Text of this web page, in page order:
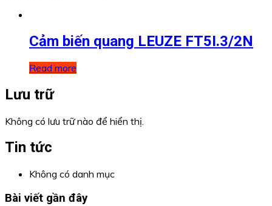
Cảm biến quang LEUZE FT5I.3/2N
Read more
Lưu trữ
Không có lưu trữ nào để hiển thị.
Tin tức
Không có danh mục
Bài viết gần đây